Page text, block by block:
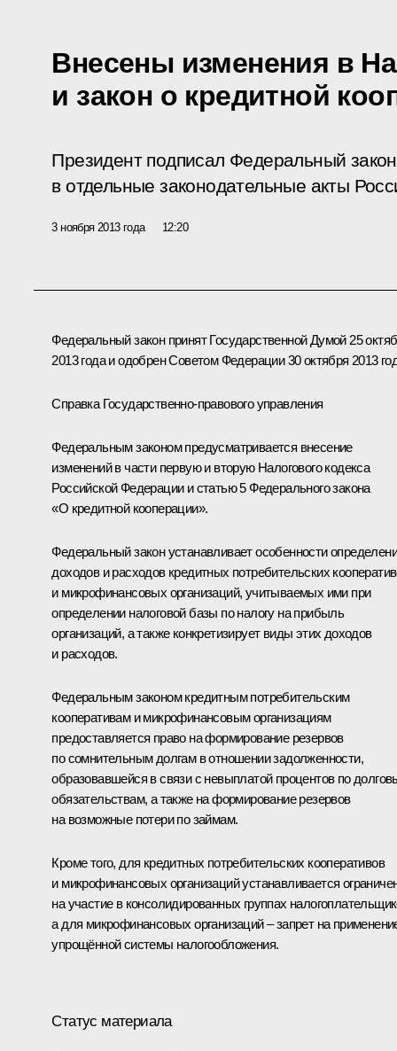
Внесены изменения в
и закон о кредитной
Президент подписал Федеральный
в отдельные законодательные акты
3 ноября 2013 года 12:20
Федеральный закон принят Государственной Думой 25
2013 года и одобрен Советом Федерации 30 октября 2013
Справка Государственно-правового управления
Федеральным законом предусматривается внесение
изменений в части первую и вторую Налогового кодекса
Российской Федерации и статью 5 Федерального закона
«О кредитной кооперации».
Федеральный закон устанавливает особенности
доходов и расходов кредитных потребительских
и микрофинансовых организаций, учитываемых ими при
определении налоговой базы по налогу на прибыль
организаций, а также конкретизирует виды этих доходов
и расходов.
Федеральным законом кредитным потребительским
кооперативам и микрофинансовым организациям
предоставляется право на формирование резервов
по сомнительным долгам в отношении задолженности,
образовавшейся в связи с невыплатой процентов по
обязательствам, а также на формирование резервов
на возможные потери по займам.
Кроме того, для кредитных потребительских кооперативов
и микрофинансовых организаций устанавливается
на участие в консолидированных группах
а для микрофинансовых организаций – запрет на
упрощённой системы налогообложения.
Статус материала